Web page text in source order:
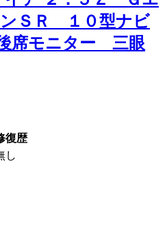
ＳＲ １０型ナビ
席モニター 三眼
復歴
し